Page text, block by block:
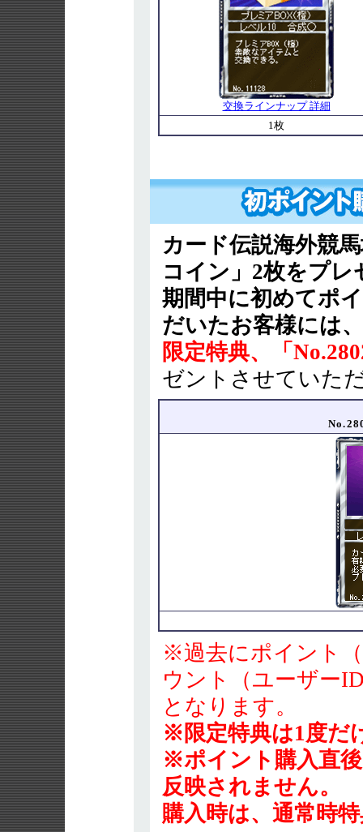
交換ラインナップ 詳細
1枚
カード伝説海外競
コイン」2枚をプレ
期間中に初めてポ
だいたお客様には
限定特典、「
ゼントさせていた
※過去にポイント
ウント（ユーザー
となります。
※限定特典は1度だ
※ポイント購入直
反映されません。
購入時は、通常時